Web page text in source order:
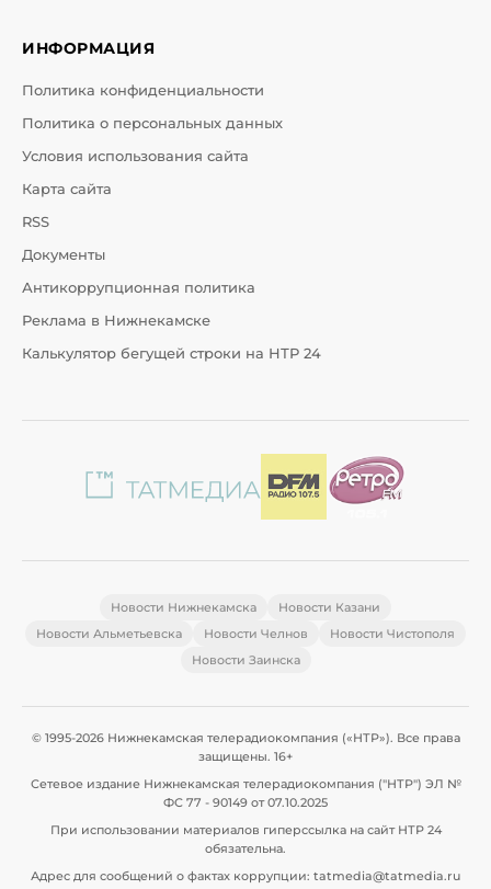
ИНФОРМАЦИЯ
Политика конфиденциальности
Политика о персональных данных
Условия использования сайта
Карта сайта
RSS
Документы
Антикоррупционная политика
Реклама в Нижнекамске
Калькулятор бегущей строки на НТР 24
Новости Нижнекамска
Новости Казани
Новости Альметьевска
Новости Челнов
Новости Чистополя
Новости Заинска
© 1995-2026 Нижнекамская телерадиокомпания («НТР»). Все права
защищены. 16+
Сетевое издание Нижнекамская телерадиокомпания ("НТР") ЭЛ №
ФС 77 - 90149 от 07.10.2025
При использовании материалов гиперссылка на сайт НТР 24
обязательна.
Адрес для сообщений о фактах коррупции: tatmedia@tatmedia.ru